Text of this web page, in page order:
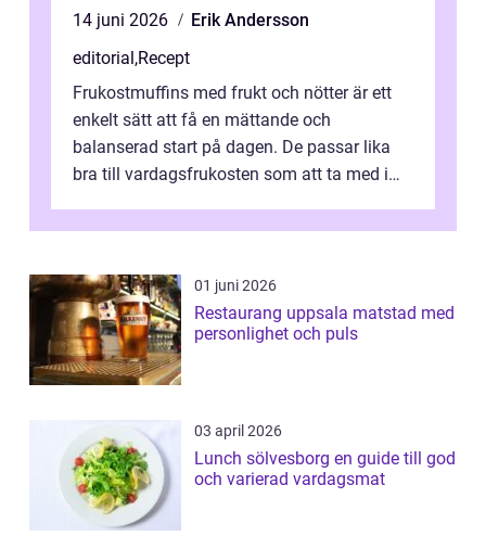
14 juni 2026
Erik Andersson
editorial,Recept
Frukostmuffins med frukt och nötter är ett
enkelt sätt att få en mättande och
balanserad start på dagen. De passar lika
bra till vardagsfrukosten som att ta med i
01 juni 2026
Restaurang uppsala matstad med
personlighet och puls
03 april 2026
Lunch sölvesborg en guide till god
och varierad vardagsmat